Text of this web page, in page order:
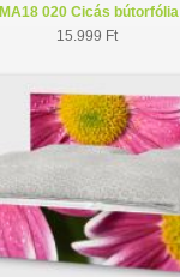
IMA18 020 Cicás bútorfólia
15.999 Ft